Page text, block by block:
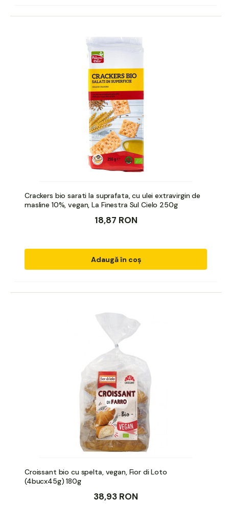
Crackers bio sarati la suprafata, cu ulei extravirgin de
masline 10%, vegan, La Finestra Sul Cielo 250g
18,87 RON
Adaugă în coș
Croissant bio cu spelta, vegan, Fior di Loto
(4bucx45g) 180g
38,93 RON